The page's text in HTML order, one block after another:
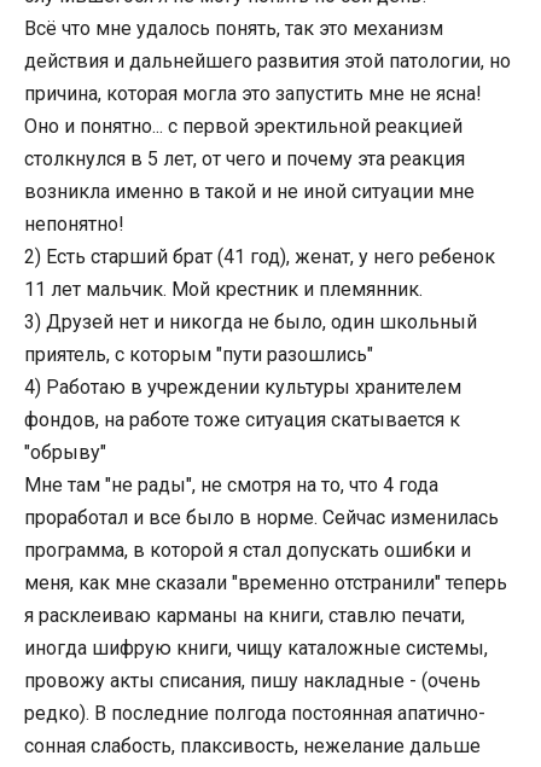
Всё что мне удалось понять, так это механизм
действия и дальнейшего развития этой патологии, но
причина, которая могла это запустить мне не ясна!
Оно и понятно... с первой эректильной реакцией
столкнулся в 5 лет, от чего и почему эта реакция
возникла именно в такой и не иной ситуации мне
непонятно!
2) Есть старший брат (41 год), женат, у него ребенок
11 лет мальчик. Мой крестник и племянник.
3) Друзей нет и никогда не было, один школьный
приятель, с которым "пути разошлись"
4) Работаю в учреждении культуры хранителем
фондов, на работе тоже ситуация скатывается к
"обрыву"
Мне там "не рады", не смотря на то, что 4 года
проработал и все было в норме. Сейчас изменилась
программа, в которой я стал допускать ошибки и
меня, как мне сказали "временно отстранили" теперь
я расклеиваю карманы на книги, ставлю печати,
иногда шифрую книги, чищу каталожные системы,
провожу акты списания, пишу накладные - (очень
редко). В последние полгода постоянная апатично-
сонная слабость, плаксивость, нежелание дальше